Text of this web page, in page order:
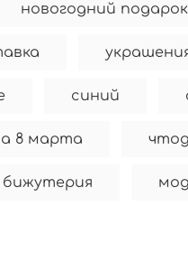
новогодний подарок
синий
8 марта
бижутерия